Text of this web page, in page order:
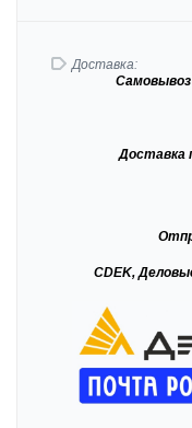
Доставка:
Самовывоз
Доставка
CDEK,